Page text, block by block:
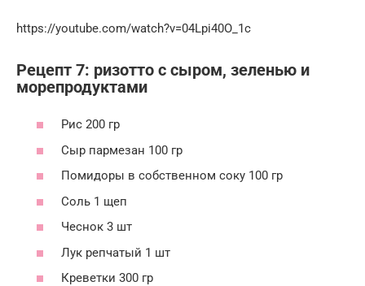
https://youtube.com/watch?v=04Lpi40O_1c
Рецепт 7: ризотто с сыром, зеленью и
морепродуктами
Рис 200 гр
Сыр пармезан 100 гр
Помидоры в собственном соку 100 гр
Соль 1 щеп
Чеснок 3 шт
Лук репчатый 1 шт
Креветки 300 гр